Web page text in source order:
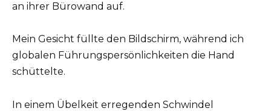
an ihrer Bürowand auf.
Mein Gesicht füllte den Bildschirm, während ich
globalen Führungspersönlichkeiten die Hand
schüttelte.
In einem Übelkeit erregenden Schwindel